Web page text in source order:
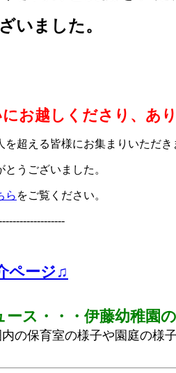
いました。
齊
お越しくださり、あ
を超える皆様にお集まりいただき
うございました。
ら をご覧ください。
ページ♫
ース・・・伊藤幼稚園
内の保育室の様子や園庭の様